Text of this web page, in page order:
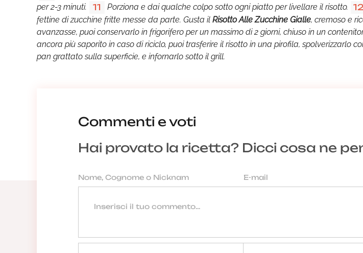
per 2-3 minuti.
11 Porziona e dai qualche colpo sotto ogni piatto per livellare il risotto. 12
fettine di zucchine fritte messe da parte. Gusta il Risotto Alle Zucchine Gialle, cremoso e
avanzasse, puoi conservarlo in frigorifero per un massimo di 2 giorni, chiuso in un
ancora più saporito in caso di riciclo, puoi trasferire il risotto in una pirofila, spolverizzarlo
pan grattato sulla superficie, e infornarlo sotto il grill.
Commenti e voti
Hai provato la ricetta? Dicci cosa ne